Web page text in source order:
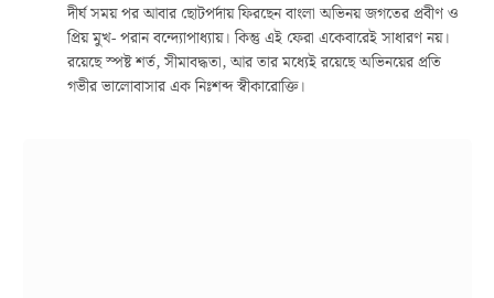
দীর্ঘ সময় পর আবার ছোটপর্দায় ফিরছেন বাংলা অভিনয় জগতের প্রবীণ ও
প্রিয় মুখ- পরান বন্দ্যোপাধ্যায়। কিন্তু এই ফেরা একেবারেই সাধারণ নয়।
রয়েছে স্পষ্ট শর্ত, সীমাবদ্ধতা, আর তার মধ্যেই রয়েছে অভিনয়ের প্রতি
গভীর ভালোবাসার এক নিঃশব্দ স্বীকারোক্তি।